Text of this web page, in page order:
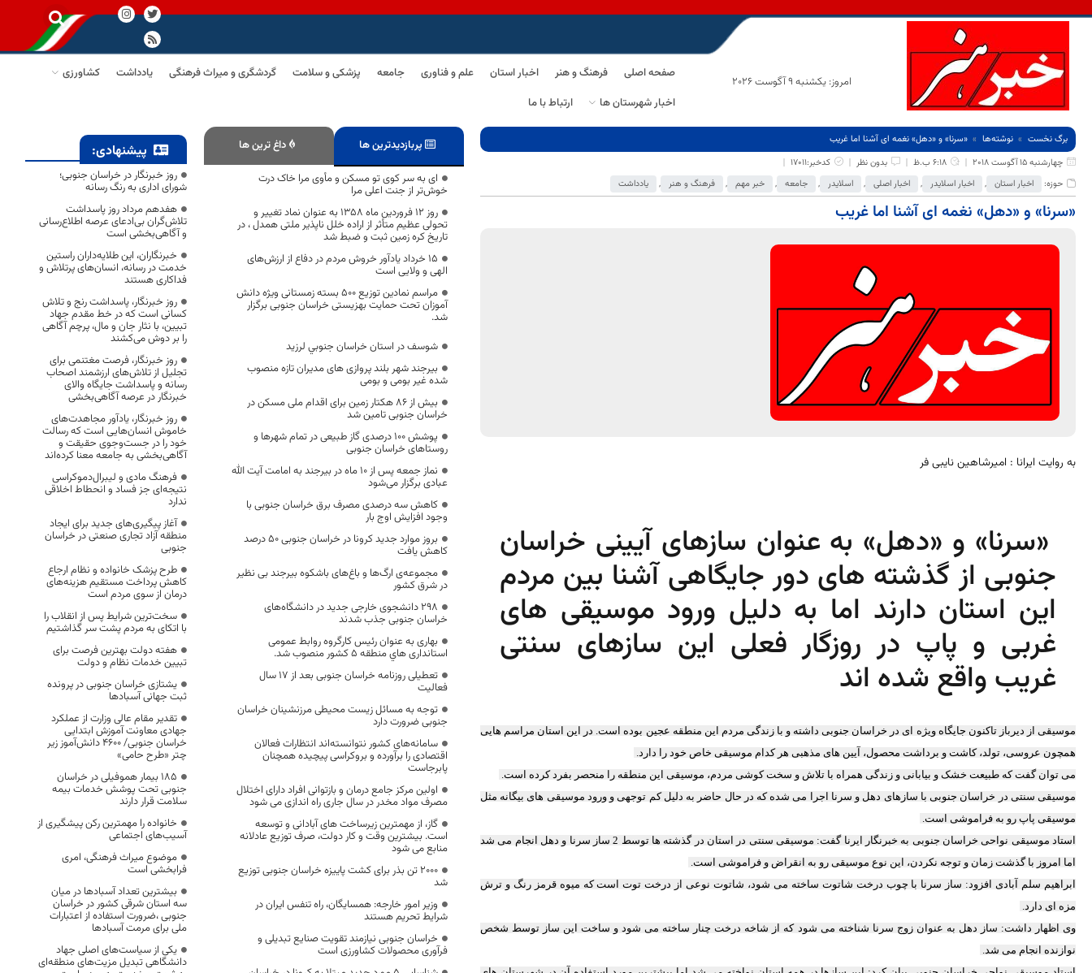
امروز: یکشنبه 9 آگوست 2026
صفحه اصلی فرهنگ و هنر اخبار استان علم و فناوری جامعه پزشکی و سلامت گردشگری و میراث فرهنگی یادداشت
کشاورزی
اخبار شهرستان ها
ارتباط با ما
برگ نخست نوشته‌ها
«سرنا» و «دهل» نغمه ای آشنا اما غریب
چهارشنبه 15 آگوست 2018
6:18 ب.ظ بدون نظر
کدخبر:17011
حوزه:
اخبار استان , اخبار اسلایدر , اخبار اصلی , اسلایدر , جامعه , خبر مهم , فرهنگ و هنر , یادداشت
«سرنا» و «دهل» نغمه ای آشنا اما غریب
به روایت ایرانا : امیرشاهین نایبی فر
«سرنا» و «دهل» به عنوان سازهای آیینی خراسان
جنوبی از گذشته های دور جایگاهی آشنا بین مردم
این استان دارند اما به دلیل ورود موسیقی های
غربی و پاپ در روزگار فعلی این سازهای سنتی
غریب واقع شده اند
موسیقی از دیرباز تاکنون جایگاه ویژه ای در خراسان جنوبی داشته و با زندگی مردم این منطقه عجین بوده است. در این استان مراسم هایی
همچون عروسی، تولد، کاشت و برداشت محصول، آیین های مذهبی هر کدام موسیقی خاص خود را دارد.
می توان گفت که طبیعت خشک و بیابانی و زندگی همراه با تلاش و سخت کوشی مردم، موسیقی این منطقه را منحصر بفرد کرده است.
موسیقی سنتی در خراسان جنوبی با سازهای دهل و سرنا اجرا می شده که در حال حاضر به دلیل کم توجهی و ورود موسیقی های بیگانه مثل
موسیقی پاپ رو به فراموشی است.
استاد موسیقی نواحی خراسان جنوبی به خبرنگار ایرنا گفت: موسیقی سنتی در استان در گذشته ها توسط 2 ساز سرنا و دهل انجام می شد
اما امروز با گذشت زمان و توجه نکردن، این نوع موسیقی رو به انقراض و فراموشی است.
ابراهیم سلم آبادی افزود: ساز سرنا با چوب درخت شاتوت ساخته می شود، شاتوت نوعی از درخت توت است که میوه قرمز رنگ و ترش
مزه ای دارد.
وی اظهار داشت: ساز دهل به عنوان زوج سرنا شناخته می شود که از شاخه درخت چنار ساخته می شود و ساخت این ساز توسط شخص
نوازنده انجام می شد.
پربازدیدترین ها داغ ترین ها
ای به سر کوی تو مسکن و مأوی مرا خاک درت
خوش‌تر از جنت اعلی مرا
روز ۱۲ فروردین ماه ۱۳۵۸ به عنوان نماد تغییر و
تحولی عظیم متأثر از اراده خلل ناپذیر ملتی همدل ، در
تاریخ کره زمین ثبت و ضبط شد
۱۵ خرداد یادآور خروش مردم در دفاع از ارزش‌های
الهی و ولایی است
مراسم نمادین توزیع 500 بسته زمستانی ویژه دانش
آموزان تحت حمایت بهزیستی خراسان جنوبی برگزار
شد.
شوسف در استان خراسان جنوبي لرزید
بیرجند شهر بلند پروازی های مدیران تازه منصوب
شده غیر بومی و بومی
بیش از ۸۶ هکتار زمین برای اقدام ملی مسکن در
خراسان جنوبی تامین شد
پوشش ۱۰۰ درصدی گاز طبیعی در تمام شهرها و
روستاهای خراسان جنوبی
نماز جمعه پس از ۱۰ ماه در بیرجند به امامت آیت الله
عبادی برگزار می‌شود
کاهش سه درصدی مصرف برق خراسان جنوبی با
وجود افزایش اوج بار
بروز موارد جدید کرونا در خراسان جنوبی ۵۰ درصد
کاهش یافت
مجموعه‌ی ارگ‌ها و باغ‌های باشکوه بیرجند بی نظیر
در شرق کشور
۲۹۸ دانشجوی خارجی جدید در دانشگاه‌های
خراسان جنوبی جذب شدند
بهاری به عنوان رئیس کارگروه روابط عمومی
استانداری هاي منطقه ۵ کشور منصوب شد.
تعطیلی روزنامه خراسان جنوبی بعد از 17 سال
فعالیت
توجه به مسائل زیست محیطی مرزنشینان خراسان
جنوبی ضرورت دارد
سامانه‌های کشور نتوانسته‌اند انتظارات فعالان
اقتصادی را برآورده و بروکراسی پیچیده همچنان
پابرجاست
اولین مرکز جامع درمان و بازتوانی افراد دارای اختلال
مصرف مواد مخدر در سال جاری راه اندازی می شود
گاز، از مهمترین زیرساخت های آبادانی و توسعه
است. بیشترین وقت و کار دولت، صرف توزیع عادلانه
منابع می شود
۲۰۰۰ تن بذر برای کشت پاییزه خراسان جنوبی توزیع
شد
وزیر امور خارجه: همسایگان، راه تنفس ایران در
شرایط تحریم هستند
خراسان جنوبی نیازمند تقویت صنایع تبدیلی و
فرآوری محصولات کشاورزی است
پیشنهادی:
روز خبرنگار در خراسان جنوبی؛
شورای اداری به رنگ رسانه
هفدهم مرداد روز پاسداشت
تلاش‌گران بی‌ادعای عرصه اطلاع‌رسانی
و آگاهی‌بخشی است
خبرنگاران، این طلایه‌داران راستین
خدمت در رسانه، انسان‌های پرتلاش و
فداکاری هستند
روز خبرنگار، پاسداشت رنج و تلاش
کسانی است که در خط مقدم جهاد
تبیین، با نثار جان و مال، پرچم آگاهی
را بر دوش می‌کشند
روز خبرنگار، فرصت مغتنمی برای
تجلیل از تلاش‌های ارزشمند اصحاب
رسانه و پاسداشت جایگاه والای
خبرنگار در عرصه آگاهی‌بخشی
روز خبرنگار، یادآور مجاهدت‌های
خاموش انسان‌هایی است که رسالت
خود را در جست‌وجوی حقیقت و
آگاهی‌بخشی به جامعه معنا کرده‌اند
فرهنگ مادی و لیبرال‌دموکراسی
نتیجه‌ای جز فساد و انحطاط اخلاقی
ندارد
آغاز پیگیری‌های جدید برای ایجاد
منطقه آزاد تجاری صنعتی در خراسان
جنوبی
طرح پزشک خانواده و نظام ارجاع
کاهش پرداخت مستقیم هزینه‌های
درمان از سوی مردم است
سخت‌ترین شرایط پس از انقلاب را
با اتکای به مردم پشت سر گذاشتیم
هفته دولت بهترین فرصت برای
تبیین خدمات نظام و دولت
یشتازی خراسان جنوبی در پرونده
ثبت جهانی آسبادها
تقدیر مقام عالی وزارت از عملکرد
جهادی معاونت آموزش ابتدایی
خراسان جنوبی/ ۴۶۰۰ دانش‌آموز زیر
چتر «طرح حامی»
۱۸۵ بیمار هموفیلی در خراسان
جنوبی تحت پوشش خدمات بیمه
سلامت قرار دارند
خانواده را مهمترین رکن پیشگیری از
آسیب‌های اجتماعی
موضوع میراث فرهنگی، امری
فرابخشی است
بیشترین تعداد آسبادها در میان
سه استان شرقی کشور در خراسان
جنوبی ،ضرورت استفاده از اعتبارات
ملی برای مرمت آسبادها
یکی از سیاست‌های اصلی جهاد
دانشگاهی تبدیل مزیت‌های منطقه‌ای